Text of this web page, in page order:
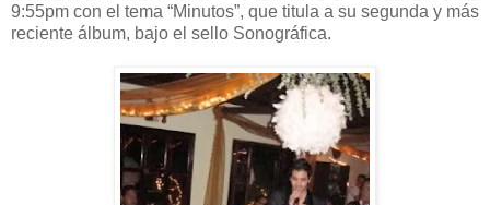
9:55pm con el tema “Minutos”, que titula a su segunda y más
reciente álbum, bajo el sello Sonográfica.